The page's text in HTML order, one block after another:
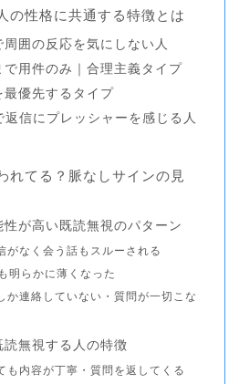
の性格に共通する特徴とは
周囲の反応を気にしない人
で用件のみ｜合理主義タイプ
最優先するタイプ
返信にプレッシャーを感じる人
れてる？脈なしサインの見
性が高い既読無視のパターン
がなく会う話もスルーされる
明らかに薄くなった
か連絡していない・質問が一切こな
読無視する人の特徴
も内容が丁寧・質問を返してくる